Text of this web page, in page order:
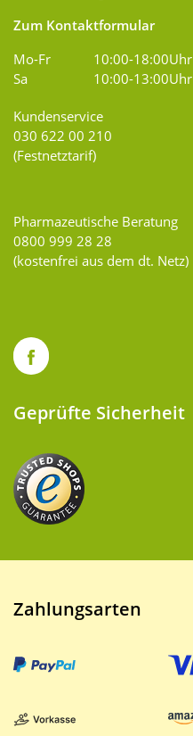
Zum Kontaktformular
Mo-Fr
10:00-18:00Uhr
Sa
10:00-13:00Uhr
Kundenservice
030 622 00 210
(Festnetztarif)
Pharmazeutische Beratung
0800 999 28 28
(kostenfrei aus dem dt. Netz)
Geprüfte Sicherheit
Zahlungsarten